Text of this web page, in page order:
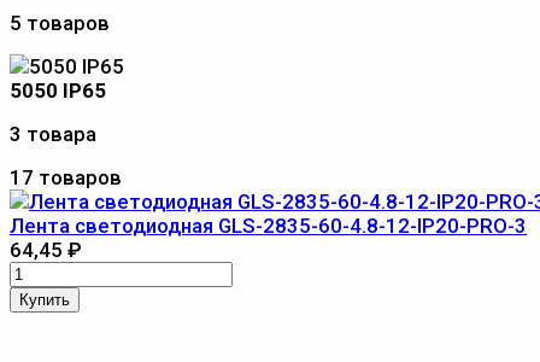
5 товаров
5050 IP65
3 товара
17 товаров
Лента светодиодная GLS-2835-60-4.8-12-IP20-PRO-3
64,45 ₽
Купить